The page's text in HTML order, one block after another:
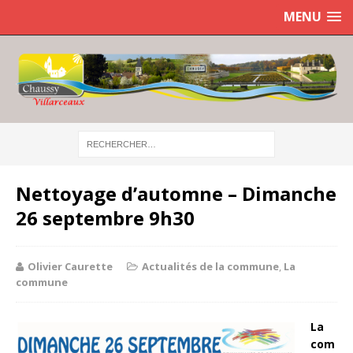
MENU
Nettoyage d’automne – Dimanche
26 septembre 9h30
Olivier Caurette Actualités de la commune, La
commune
La
com